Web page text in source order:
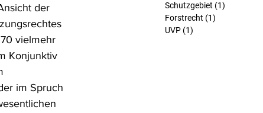
der
vielmehr
Konjunktiv
im Spruch
Schutzgebiet (1)
Forstrecht (1)
UVP (1)